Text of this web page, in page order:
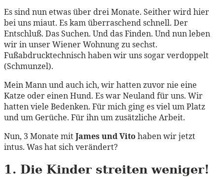
Es sind nun etwas über drei Monate. Seither wird hier
bei uns miaut. Es kam überraschend schnell. Der
Entschluß. Das Suchen. Und das Finden. Und nun leben
wir in unser Wiener Wohnung zu sechst.
Fußabdrucktechnisch haben wir uns sogar verdoppelt
(Schmunzel).
Mein Mann und auch ich, wir hatten zuvor nie eine
Katze oder einen Hund. Es war Neuland für uns. Wir
hatten viele Bedenken. Für mich ging es viel um Platz
und um Gerüche. Für ihn um zusätzliche Arbeit.
Nun, 3 Monate mitJames und Vito haben wir jetzt
intus. Was hat sich verändert?
1. Die Kinder streiten weniger!